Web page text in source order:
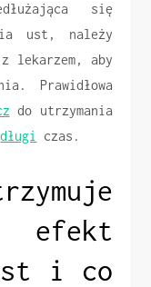
się
ust, należy
lekarzem, aby
Prawidłowa
do utrzymania
długi czas.
i co